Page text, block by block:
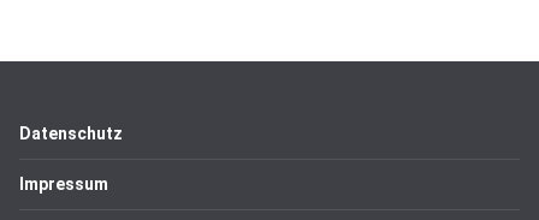
Datenschutz
Impressum